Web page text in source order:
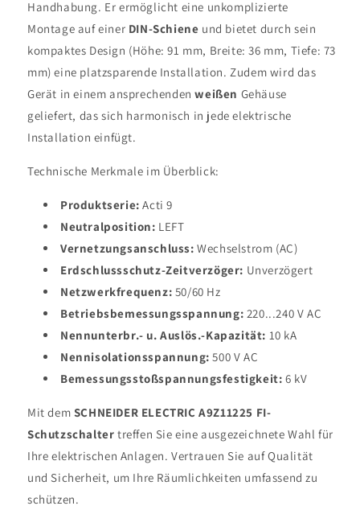
Handhabung. Er ermöglicht eine unkomplizierte
Montage auf einer DIN-Schiene und bietet durch sein
kompaktes Design (Höhe: 91 mm, Breite: 36 mm, Tiefe: 73
mm) eine platzsparende Installation. Zudem wird das
Gerät in einem ansprechendenweißen Gehäuse
geliefert, das sich harmonisch in jede elektrische
Installation einfügt.
Technische Merkmale im Überblick:
Produktserie: Acti 9
Neutralposition: LEFT
Vernetzungsanschluss: Wechselstrom (AC)
Erdschlussschutz-Zeitverzöger: Unverzögert
Netzwerkfrequenz: 50/60 Hz
Betriebsbemessungsspannung: 220...240 V AC
Nennunterbr.- u. Auslös.-Kapazität: 10 kA
Nennisolationsspannung: 500 V AC
Bemessungsstoßspannungsfestigkeit: 6 kV
Mit dem SCHNEIDER ELECTRIC A9Z11225 FI-
Schutzschalter treffen Sie eine ausgezeichnete Wahl für
Ihre elektrischen Anlagen. Vertrauen Sie auf Qualität
und Sicherheit, um Ihre Räumlichkeiten umfassend zu
schützen.